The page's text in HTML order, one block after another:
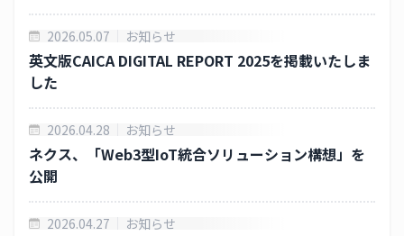
ニュースリリース
ニュースリリース一覧
IR ライブラリー
IR カレンダー
採用情報
2026.05.07 お知らせ
英文版CAICA DIGITAL REPORT 2025を掲載いたしま
した
2026.04.28 お知らせ
ネクス、「Web3型IoT統合ソリューション構想」を
公開
2026.04.27 お知らせ